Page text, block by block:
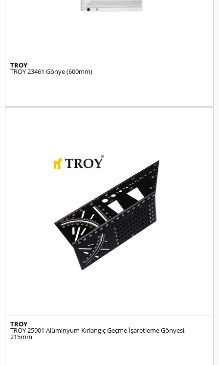
TROY
TROY 23461 Gönye (600mm)
TROY
TROY 25901 Alüminyum Kırlangıç Geçme İşaretleme Gönyesi,
215mm